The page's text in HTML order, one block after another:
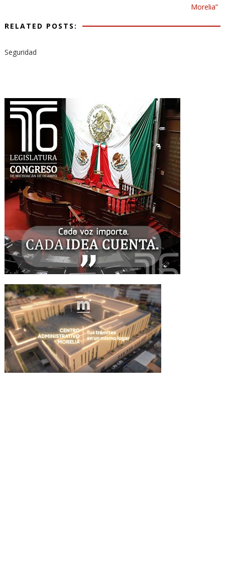
Morelia”
RELATED POSTS:
Seguridad